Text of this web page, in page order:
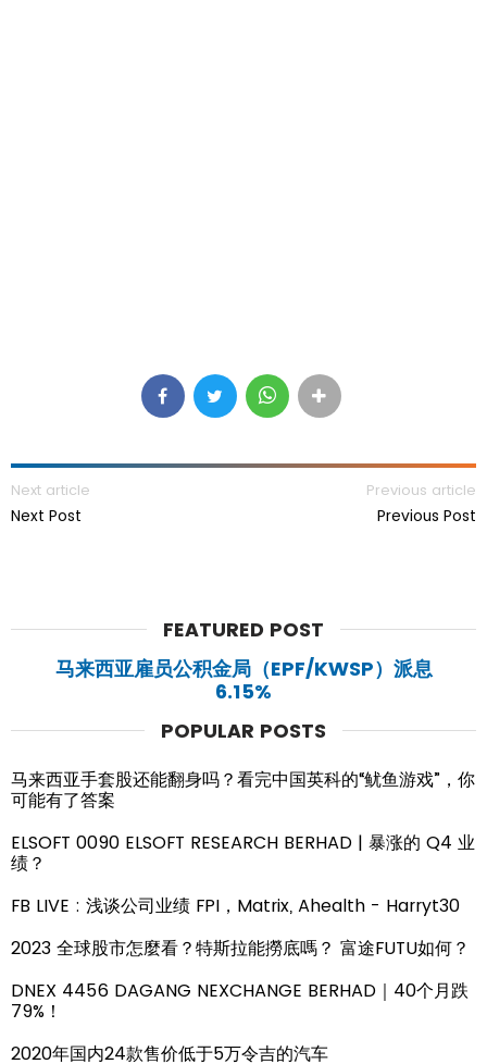
Next article
Next Post
Previous article
Previous Post
FEATURED POST
马来西亚雇员公积金局（EPF/KWSP）派息
6.15%
POPULAR POSTS
马来西亚手套股还能翻身吗？看完中国英科的“鱿鱼游戏”，你
可能有了答案
ELSOFT 0090 ELSOFT RESEARCH BERHAD | 暴涨的 Q4 业
绩？
FB LIVE : 浅谈公司业绩 FPI，Matrix, Ahealth - Harryt30
2023 全球股市怎麼看？特斯拉能撈底嗎？ 富途FUTU如何？
DNEX 4456 DAGANG NEXCHANGE BERHAD｜40个月跌
79%！
2020年国内24款售价低于5万令吉的汽车